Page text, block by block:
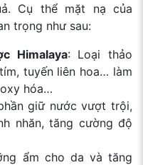
Cụ thể mặt nạ của
trọng như sau:
Himalaya: Loại thảo
tuyến liên hoa… làm
hóa…
giữ nước vượt trội,
nhăn, tăng cường độ
ẩm cho da và tăng